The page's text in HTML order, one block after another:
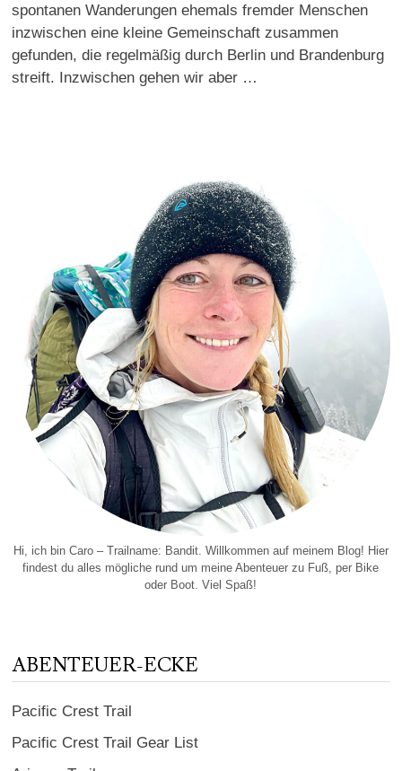
spontanen Wanderungen ehemals fremder Menschen
inzwischen eine kleine Gemeinschaft zusammen
gefunden, die regelmäßig durch Berlin und Brandenburg
streift. Inzwischen gehen wir aber …
Hi, ich bin Caro – Trailname: Bandit. Willkommen auf meinem Blog! Hier
findest du alles mögliche rund um meine Abenteuer zu Fuß, per Bike
oder Boot. Viel Spaß!
ABENTEUER-ECKE
Pacific Crest Trail
Pacific Crest Trail Gear List